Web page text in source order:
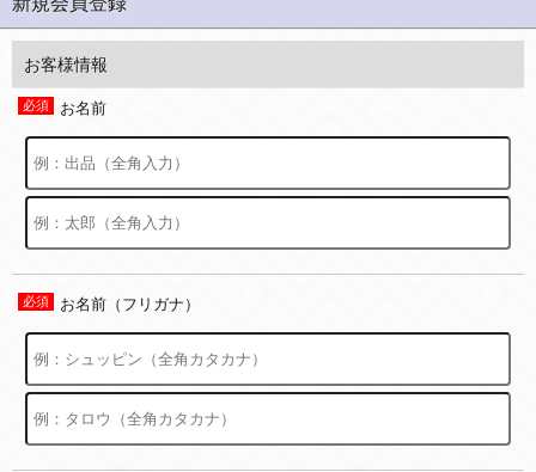
お客様情報
お名前
お名前（フリガナ）